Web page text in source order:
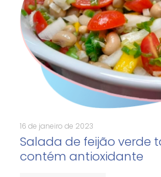
16 de janeiro de 2023
Salada de feijão verde
contém antioxidante